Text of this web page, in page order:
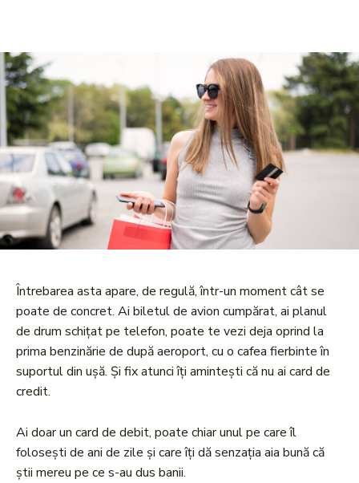
Întrebarea asta apare, de regulă, într-un moment cât se
poate de concret. Ai biletul de avion cumpărat, ai planul
de drum schițat pe telefon, poate te vezi deja oprind la
prima benzinărie de după aeroport, cu o cafea fierbinte în
suportul din ușă. Și fix atunci îți amintești că nu ai card de
credit.
Ai doar un card de debit, poate chiar unul pe care îl
folosești de ani de zile și care îți dă senzația aia bună că
știi mereu pe ce s-au dus banii.